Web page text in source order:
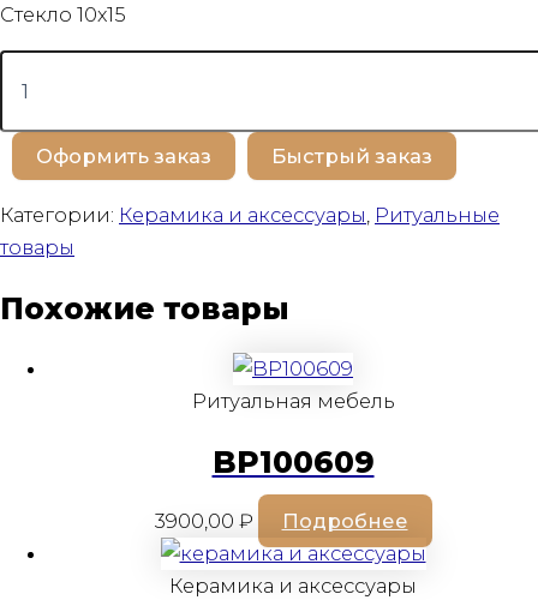
Стекло 10х15
Количество
товара
Оформить заказ Быстрый заказ
Категории: Керамика и аксессуары, Ритуальные
товары
Похожие товары
Ритуальная мебель
BP100609
3900,00 ₽ Подробнее
Керамика и аксессуары